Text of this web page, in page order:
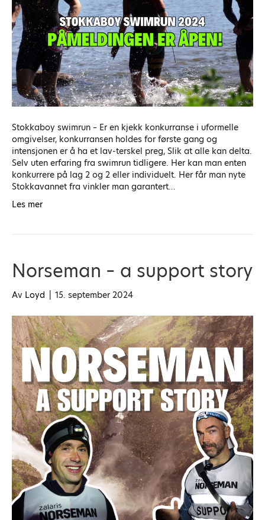
Stokkaboy swimrun – Er en kjekk konkurranse i uformelle
omgivelser, konkurransen holdes for første gang og
intensjonen er å ha et lav-terskel preg, Slik at alle kan delta.
Selv uten erfaring fra swimrun tidligere. Her kan man enten
konkurrere på lag 2 og 2 eller individuelt. Her får man nyte
Stokkavannet fra vinkler man garantert…
Les mer
Norseman – a support story
Av Loyd 15. september 2024